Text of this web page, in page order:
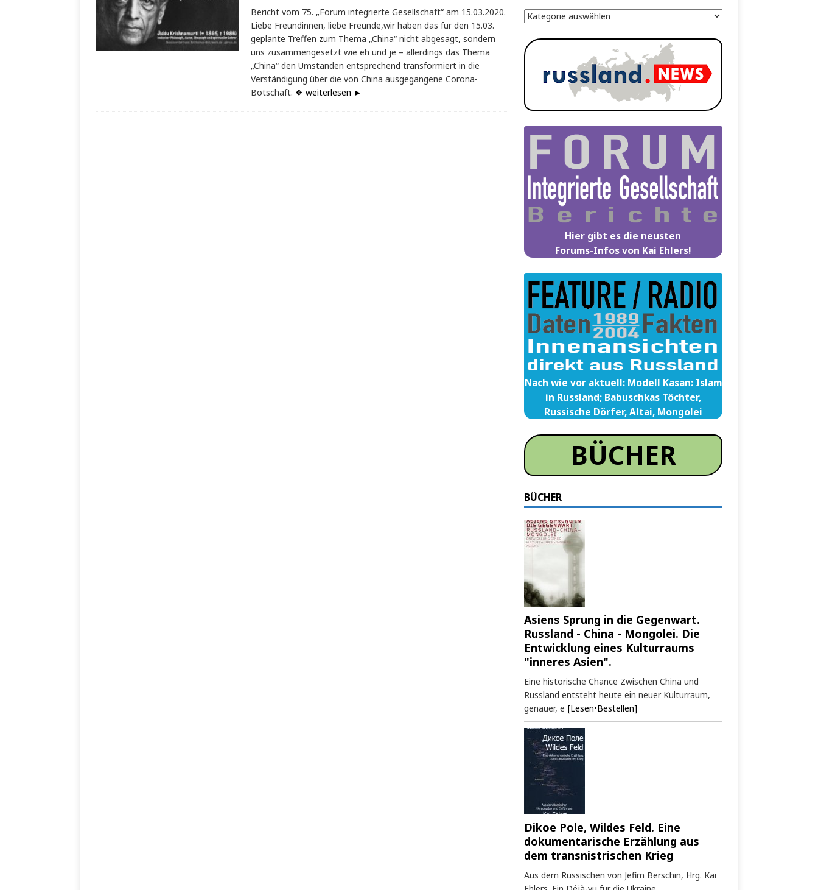
Bericht vom 75. „Forum integrierte Gesellschaft“ am 15.03.2020.
Liebe Freundinnen, liebe Freunde,wir haben das für den 15.03.
geplante Treffen zum Thema „China“ nicht abgesagt, sondern
uns zusammengesetzt wie eh und je – allerdings das Thema
„China“ den Umständen entsprechend transformiert in die
Verständigung über die von China ausgegangene Corona-
Botschaft. ❖ weiterlesen ►
Hier gibt es die neusten
Forums-Infos von Kai Ehlers!
Nach wie vor aktuell: Modell Kasan: Islam
in Russland; Babuschkas Töchter,
Russische Dörfer, Altai, Mongolei
BÜCHER
BÜCHER
Asiens Sprung in die Gegenwart.
Russland - China - Mongolei. Die
Entwicklung eines Kulturraums
"inneres Asien".
Eine historische Chance Zwischen China und
Russland entsteht heute ein neuer Kulturraum,
genauer, e [Lesen•Bestellen]
Dikoe Pole, Wildes Feld. Eine
dokumentarische Erzählung aus
dem transnistrischen Krieg
Aus dem Russischen von Jefim Berschin, Hrg. Kai